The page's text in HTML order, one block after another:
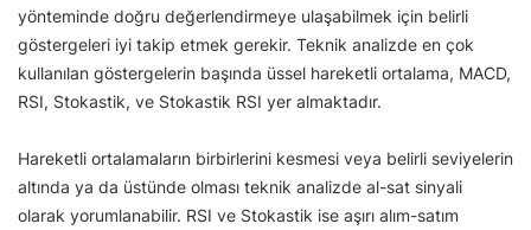
yönteminde doğru değerlendirmeye ulaşabilmek için belirli
göstergeleri iyi takip etmek gerekir. Teknik analizde en çok
kullanılan göstergelerin başında üssel hareketli ortalama, MACD,
RSI, Stokastik, ve Stokastik RSI yer almaktadır.
Hareketli ortalamaların birbirlerini kesmesi veya belirli seviyelerin
altında ya da üstünde olması teknik analizde al-sat sinyali
olarak yorumlanabilir. RSI ve Stokastik ise aşırı alım-satım